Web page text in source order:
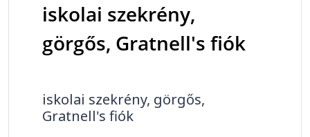
iskolai szekrény,
görgős, Gratnell's fiók
iskolai szekrény, görgős,
Gratnell's fiók